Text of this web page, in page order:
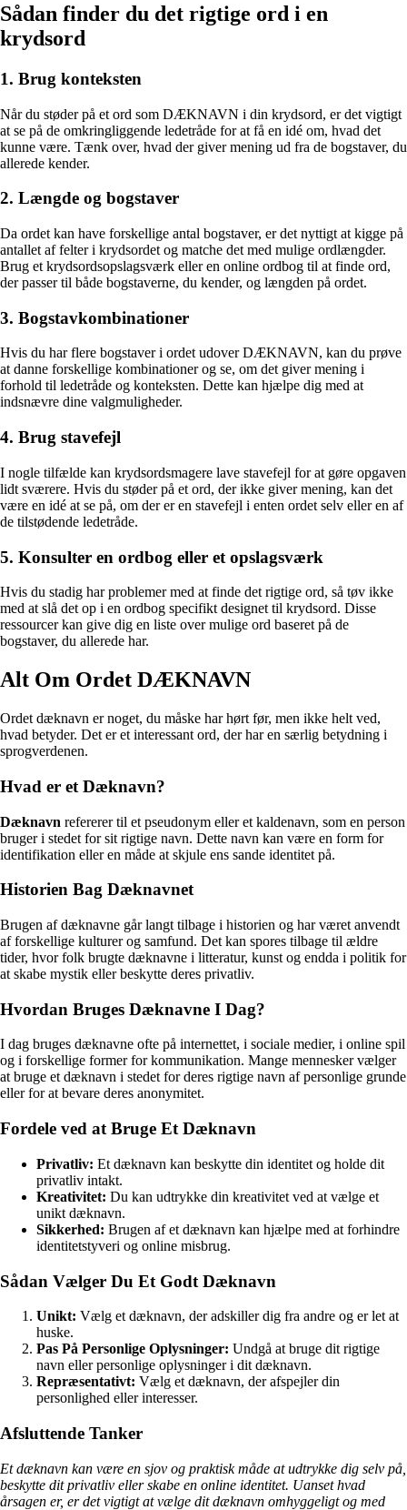
Sådan finder du det rigtige ord i en
krydsord
1. Brug konteksten
Når du støder på et ord som DÆKNAVN i din krydsord, er det vigtigt
at se på de omkringliggende ledetråde for at få en idé om, hvad det
kunne være. Tænk over, hvad der giver mening ud fra de bogstaver, du
allerede kender.
2. Længde og bogstaver
Da ordet kan have forskellige antal bogstaver, er det nyttigt at kigge på
antallet af felter i krydsordet og matche det med mulige ordlængder.
Brug et krydsordsopslagsværk eller en online ordbog til at finde ord,
der passer til både bogstaverne, du kender, og længden på ordet.
3. Bogstavkombinationer
Hvis du har flere bogstaver i ordet udover DÆKNAVN, kan du prøve
at danne forskellige kombinationer og se, om det giver mening i
forhold til ledetråde og konteksten. Dette kan hjælpe dig med at
indsnævre dine valgmuligheder.
4. Brug stavefejl
I nogle tilfælde kan krydsordsmagere lave stavefejl for at gøre opgaven
lidt sværere. Hvis du støder på et ord, der ikke giver mening, kan det
være en idé at se på, om der er en stavefejl i enten ordet selv eller en af
de tilstødende ledetråde.
5. Konsulter en ordbog eller et opslagsværk
Hvis du stadig har problemer med at finde det rigtige ord, så tøv ikke
med at slå det op i en ordbog specifikt designet til krydsord. Disse
ressourcer kan give dig en liste over mulige ord baseret på de
bogstaver, du allerede har.
Alt Om Ordet DÆKNAVN
Ordet dæknavn er noget, du måske har hørt før, men ikke helt ved,
hvad betyder. Det er et interessant ord, der har en særlig betydning i
sprogverdenen.
Hvad er et Dæknavn?
Dæknavn refererer til et pseudonym eller et kaldenavn, som en person
bruger i stedet for sit rigtige navn. Dette navn kan være en form for
identifikation eller en måde at skjule ens sande identitet på.
Historien Bag Dæknavnet
Brugen af dæknavne går langt tilbage i historien og har været anvendt
af forskellige kulturer og samfund. Det kan spores tilbage til ældre
tider, hvor folk brugte dæknavne i litteratur, kunst og endda i politik for
at skabe mystik eller beskytte deres privatliv.
Hvordan Bruges Dæknavne I Dag?
I dag bruges dæknavne ofte på internettet, i sociale medier, i online spil
og i forskellige former for kommunikation. Mange mennesker vælger
at bruge et dæknavn i stedet for deres rigtige navn af personlige grunde
eller for at bevare deres anonymitet.
Fordele ved at Bruge Et Dæknavn
Privatliv: Et dæknavn kan beskytte din identitet og holde dit
privatliv intakt.
Kreativitet: Du kan udtrykke din kreativitet ved at vælge et
unikt dæknavn.
Sikkerhed: Brugen af et dæknavn kan hjælpe med at forhindre
identitetstyveri og online misbrug.
Sådan Vælger Du Et Godt Dæknavn
Unikt: Vælg et dæknavn, der adskiller dig fra andre og er let at
huske.
Pas På Personlige Oplysninger: Undgå at bruge dit rigtige
navn eller personlige oplysninger i dit dæknavn.
Repræsentativt: Vælg et dæknavn, der afspejler din
personlighed eller interesser.
Afsluttende Tanker
Et dæknavn kan være en sjov og praktisk måde at udtrykke dig selv på,
beskytte dit privatliv eller skabe en online identitet. Uanset hvad
årsagen er, er det vigtigt at vælge dit dæknavn omhyggeligt og med